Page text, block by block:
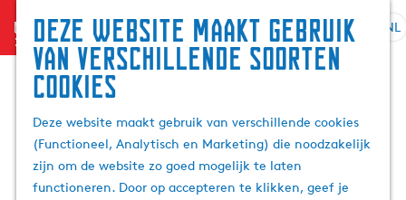
Deze website maakt gebruik
van verschillende soorten
cookies
Deze website maakt gebruik van verschillende cookies
(Functioneel, Analytisch en Marketing) die noodzakelijk
zijn om de website zo goed mogelijk te laten
functioneren. Door op accepteren te klikken, geef je
menu
G
a
n
a
a
r
d
e
S
NL